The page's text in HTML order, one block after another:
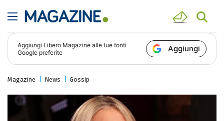
Aggiungi Libero Magazine alle tue fonti
Google preferite
Aggiungi
Magazine News Gossip